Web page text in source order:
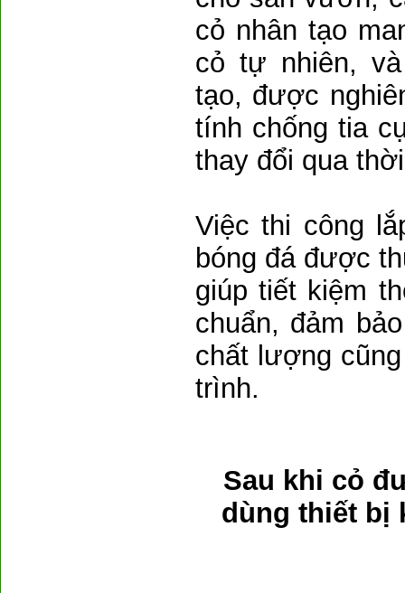
cỏ nhân tạo
cỏ tự nhiên,
tạo, được
tính chống tia
thay đổi qua
Việc thi công
bóng đá được
giúp tiết kiệm
chuẩn, đảm
chất lượng
trình.
Sau khi cỏ
dùng thiết bị